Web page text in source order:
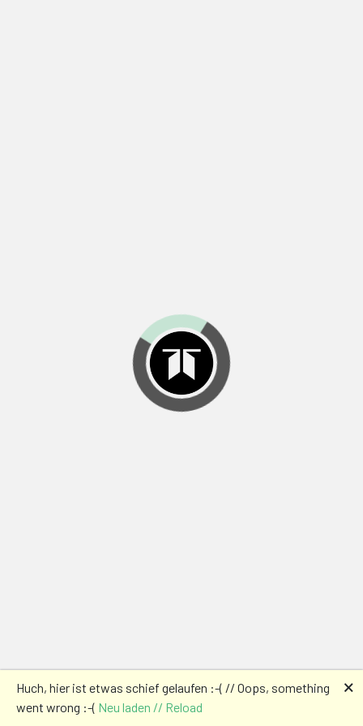
Huch, hier ist etwas schief gelaufen :-( // Oops, something
went wrong :-( Neu laden // Reload
🗙